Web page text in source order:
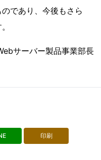
であり、今後もさら
サーバー製品事業部長
印刷